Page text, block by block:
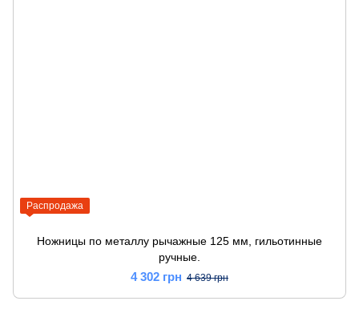
Распродажа
Ножницы по металлу рычажные 125 мм, гильотинные
ручные.
4 302 грн 4 639 грн